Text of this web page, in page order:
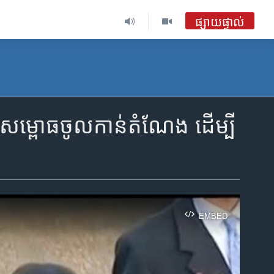
ផ្សាយផ្ទាល់
សម្ពោធ​ចូល​កាន់​តំណែង​ ដើម្បី​
EMBED